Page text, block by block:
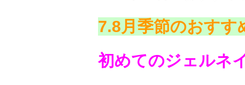
7.8月季節のおすす
初めてのジェルネ